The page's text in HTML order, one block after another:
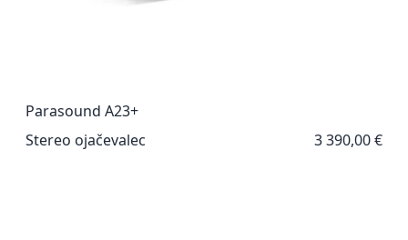
Parasound A23+
Stereo ojačevalec
3 390,00 €